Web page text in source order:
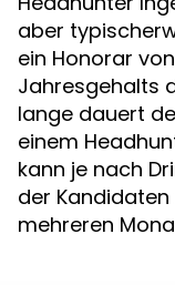
aber
ein Honorar
Jahresgehalts
lange dauert
einem
kann je nach
der
mehreren